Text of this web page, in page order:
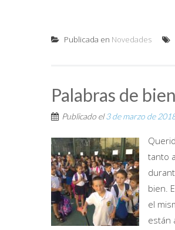
Publicada en Novedades
Palabras de
Publicado el3 de marzo de
tanto
bien.
el
están